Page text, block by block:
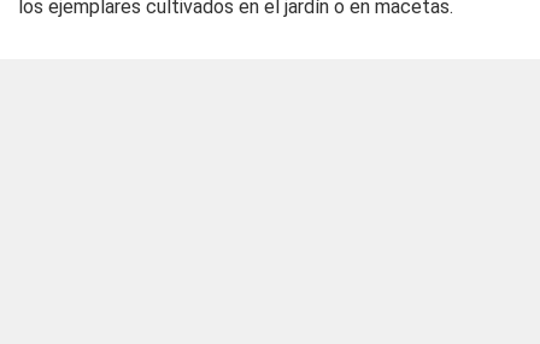
los ejemplares cultivados en el jardín o en macetas.